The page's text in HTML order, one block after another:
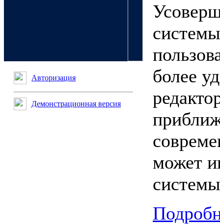
Авторизация
Демонстрационная версия
более
может